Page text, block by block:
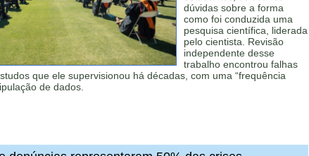
dúvidas sobre a forma
como foi conduzida uma
pesquisa científica, liderada
pelo cientista. Revisão
independente desse
trabalho encontrou falhas
que ele supervisionou há décadas, com uma “frequência
de dados.